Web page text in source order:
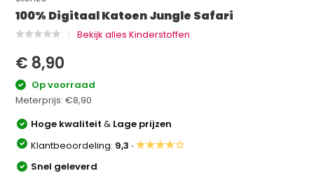
100% Digitaal Katoen Jungle Safari
Bekijk alles Kinderstoffen
€ 8,90
Op voorraad
Meterprijs:€8,90
Hoge kwaliteit& Lage prijzen
Klantbeoordeling: 9,3 ·★★★★☆
Snel geleverd